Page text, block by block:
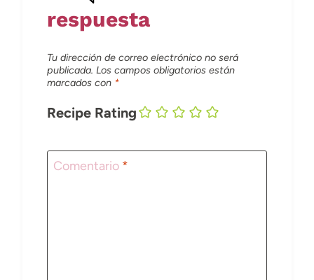
respuesta
Tu dirección de correo electrónico no será
publicada. Los campos obligatorios están
marcados con *
Recipe Rating
Comentario *